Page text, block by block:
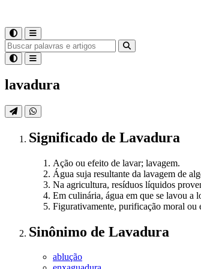
lavadura
Significado de Lavadura
Ação ou efeito de lavar; lavagem.
Água suja resultante da lavagem de
Na agricultura, resíduos líquidos
Em culinária, água em que se lavou a
Figurativamente, purificação moral ou
Sinônimo de Lavadura
ablução